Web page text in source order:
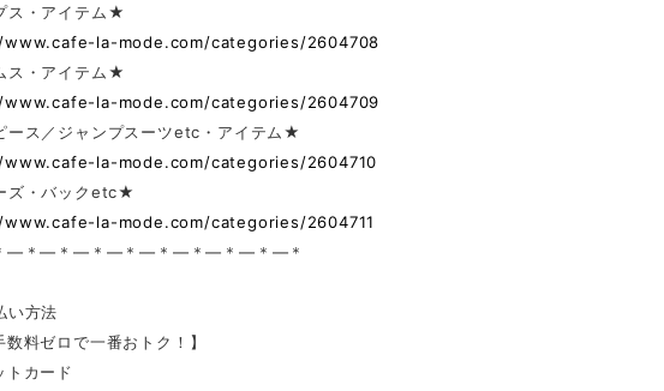
ス・アイテム★
la-mode.com/categories/2604708
ス・アイテム★
la-mode.com/categories/2604709
ス／ジャンプスーツetc・アイテム★
la-mode.com/categories/2604710
ズ・バックetc★
la-mode.com/categories/2604711
—＊—＊—＊—＊—＊—＊—＊—＊—＊
方法
数料ゼロで一番おトク！】
トカード